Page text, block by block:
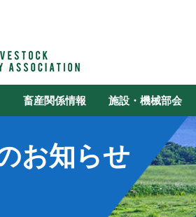
畜産関係情報 施設・機械部会
お知らせ